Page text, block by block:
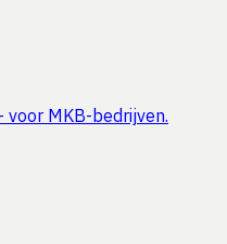
MKB-bedrijven.